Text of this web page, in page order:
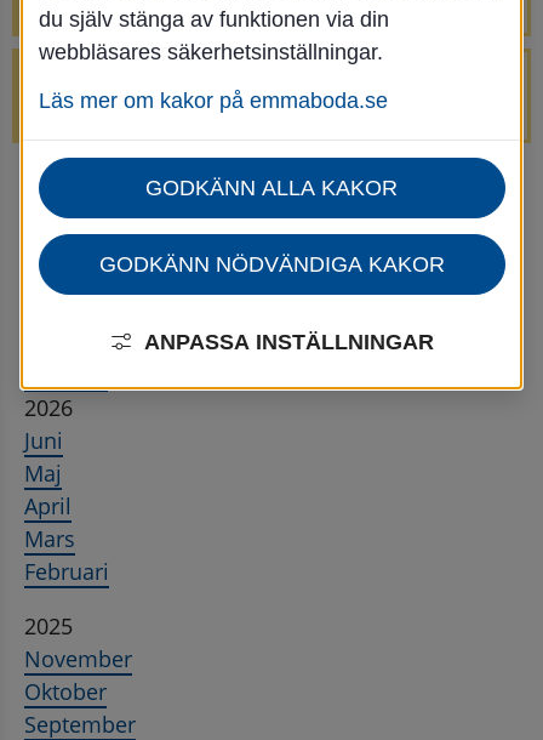
avstängda.
Startsida Utbildning & barnomsorg
Kulturskola
Nyheter för Kulturskolan
Kulturskolan - Nyhetsarkiv
Nyhetsarkiv
2026
Juni
Maj
April
Mars
Februari
2025
November
Oktober
September
du själv stänga av funktionen via din
webbläsares säkerhetsinställningar.
Läs mer om kakor på emmaboda.se
GODKÄNN ALLA KAKOR
GODKÄNN NÖDVÄNDIGA KAKOR
ANPASSA INSTÄLLNINGAR